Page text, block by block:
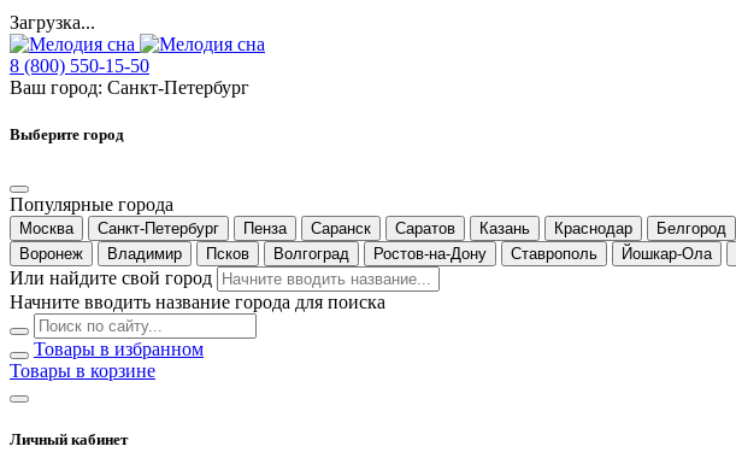
Загрузка...
8 (800) 550-15-50
Ваш город: Санкт-Петербург
Выберите город
Популярные города
Москва Санкт-Петербург Пенза Саранск Саратов Казань Краснодар Белгород
Воронеж
Владимир Псков Волгоград Ростов-на-Дону Ставрополь Йошкар-Ола
Или найдите свой город
Начните вводить название города для поиска
Товары в избранном
Товары в корзине
Личный кабинет